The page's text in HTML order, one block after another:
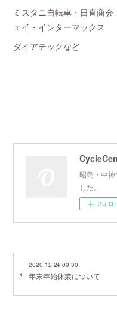
ミスタニ自転車・日直商
ェイ・インターマックス
ダイアテックなど
昭島・中
した。
フォロ
2020.12.24 09:30
年末年始休業について